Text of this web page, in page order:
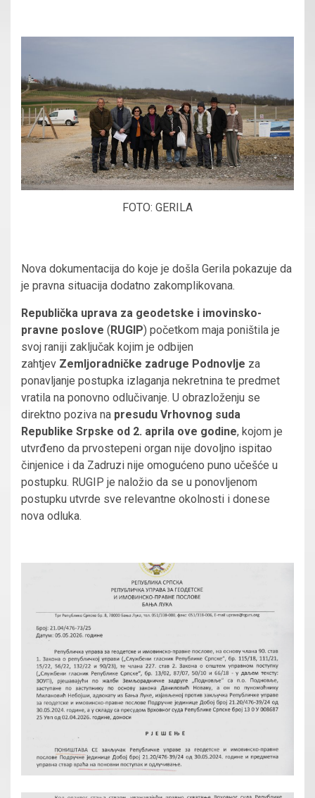
FOTO: GERILA
Nova dokumentacija do koje je došla Gerila pokazuje da
je pravna situacija dodatno zakomplikovana.
Republička uprava za geodetske i imovinsko-
pravne poslove (RUGIP) početkom maja poništila je
svoj raniji zaključak kojim je odbijen
zahtjev Zemljoradničke zadruge Podnovlje za
ponavljanje postupka izlaganja nekretnina te predmet
vratila na ponovno odlučivanje. U obrazloženju se
direktno poziva na presudu Vrhovnog suda
Republike Srpske od 2. aprila ove godine, kojom je
utvrđeno da prvostepeni organ nije dovoljno ispitao
činjenice i da Zadruzi nije omogućeno puno učešće u
postupku. RUGIP je naložio da se u ponovljenom
postupku utvrde sve relevantne okolnosti i donese
nova odluka.